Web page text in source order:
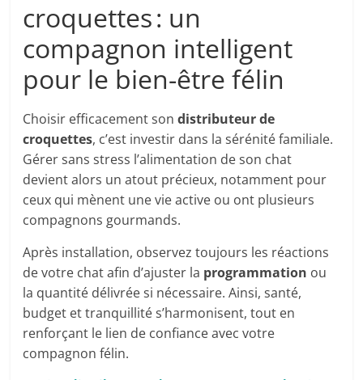
croquettes : un
compagnon intelligent
pour le bien-être félin
Choisir efficacement sondistributeur de
croquettes, c’est investir dans la sérénité familiale.
Gérer sans stress l’alimentation de son chat
devient alors un atout précieux, notamment pour
ceux qui mènent une vie active ou ont plusieurs
compagnons gourmands.
Après installation, observez toujours les réactions
de votre chat afin d’ajuster la programmation ou
la quantité délivrée si nécessaire. Ainsi, santé,
budget et tranquillité s’harmonisent, tout en
renforçant le lien de confiance avec votre
compagnon félin.